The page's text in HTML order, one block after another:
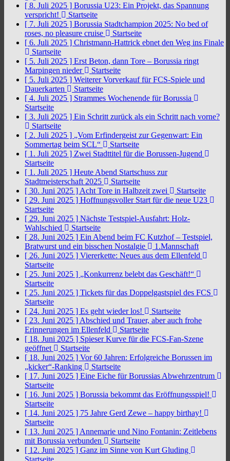
[ 8. Juli 2025 ] Borussia U23: Ein Projekt, das Spannung
verspricht!
Startseite
[ 7. Juli 2025 ] Borussia Stadtchampion 2025: No bed of
roses, no pleasure cruise
Startseite
[ 6. Juli 2025 ] Christmann-Hattrick ebnet den Weg ins Finale
Startseite
[ 5. Juli 2025 ] Erst Beton, dann Tore – Borussia ringt
Marpingen nieder
Startseite
[ 5. Juli 2025 ] Weiterer Vorverkauf für FCS-Spiele und
Dauerkarten
Startseite
[ 4. Juli 2025 ] Strammes Wochenende für Borussia
Startseite
[ 3. Juli 2025 ] Ein Schritt zurück als ein Schritt nach vorne?
Startseite
[ 2. Juli 2025 ] „Vom Erfindergeist zur Gegenwart: Ein
Sommertag beim SCL“
Startseite
[ 1. Juli 2025 ] Zwei Stadttitel für die Borussen-Jugend
Startseite
[ 1. Juli 2025 ] Heute Abend Startschuss zur
Stadtmeisterschaft 2025
Startseite
[ 30. Juni 2025 ] Acht Tore in Halbzeit zwei
Startseite
[ 29. Juni 2025 ] Hoffnungsvoller Start für die neue U23
Startseite
[ 29. Juni 2025 ] Nächste Testspiel-Ausfahrt: Holz-
Wahlschied
Startseite
[ 28. Juni 2025 ] Ein Abend beim FC Kutzhof – Testspiel,
Bratwurst und ein bisschen Nostalgie
1.Mannschaft
[ 26. Juni 2025 ] Viererkette: Neues aus dem Ellenfeld
Startseite
[ 25. Juni 2025 ] „Konkurrenz belebt das Geschäft!“
Startseite
[ 25. Juni 2025 ] Tickets für das Doppelgastspiel des FCS
Startseite
[ 24. Juni 2025 ] Es geht wieder los!
Startseite
[ 23. Juni 2025 ] Abschied und Trauer, aber auch frohe
Erinnerungen im Ellenfeld
Startseite
[ 18. Juni 2025 ] Spieser Kurve für die FCS-Fan-Szene
geöffnet
Startseite
[ 18. Juni 2025 ] Vor 60 Jahren: Erfolgreiche Borussen im
„kicker“-Ranking
Startseite
[ 17. Juni 2025 ] Eine Eiche für Borussias Abwehrzentrum
Startseite
[ 16. Juni 2025 ] Borussia bekommt das Eröffnungsspiel!
Startseite
[ 14. Juni 2025 ] 75 Jahre Gerd Zewe – happy birthay!
Startseite
[ 13. Juni 2025 ] Annemarie und Nino Fontanin: Zeitlebens
mit Borussia verbunden
Startseite
[ 12. Juni 2025 ] Ganz im Sinne von Kurt Gluding
Startseite